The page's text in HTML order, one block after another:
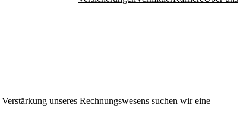
unseres Rechnungswesens suchen wir eine